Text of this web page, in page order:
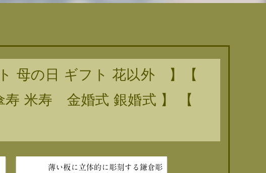
母の日 ギフト 花以外 】【
寿 米寿 金婚式 銀婚式 】 【